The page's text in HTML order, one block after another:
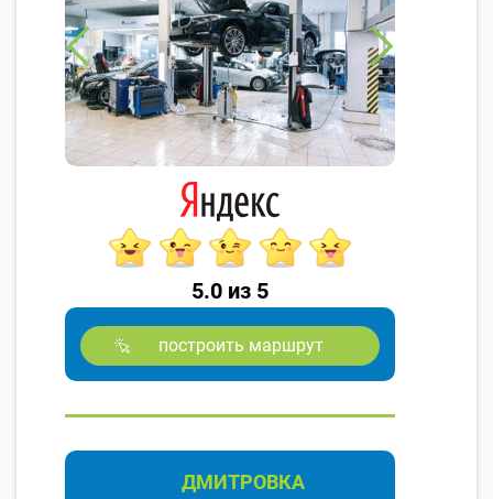
5.0 из 5
построить маршрут
ДМИТРОВКА